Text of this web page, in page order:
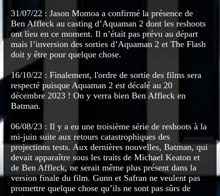
31/07/22 : Jason Momoa a confirmé la présence de
Ben Affleck au casting d’Aquaman 2 dont les reshoots
ont lieu en ce moment. Il n’était pas prévu au départ
mais l’inversion des sorties d’Aquaman 2 et The Flash
doit y être pour quelque chose.
16/10/22 : Finalement, l'ordre de sortie des films sera
respecté puisque Aquaman 2 est décalé au 20
décembre 2023 ! On y verra bien Ben Affleck en
Batman.
06/08/23 : Il y a eu une troisième série de reshoots à la
mi-juin suite aux retours catastrophiques des
projections tests. Aux dernières nouvelles, Batman, qui
devait apparaître sous les traits de Michael Keaton et
de Ben Affleck, ne serait même plus présent dans la
version finale du film. Gunn et Safran ne veulent pas
promettre quelque chose qu’ils ne sont pas sûrs de